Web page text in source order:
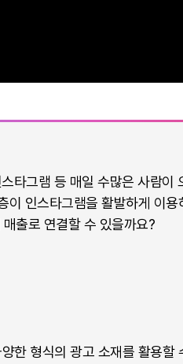
타그램 등 매일 수많은 사람
인스타그램을 활발하게 이
출로 연결할 수 있을까요?
한 형식의 광고 소재를 활용